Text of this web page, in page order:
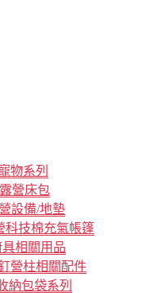
物系列
營床包
設備/地墊
技棉充氣帳篷
相關用品
營柱相關配件
納包袋系列